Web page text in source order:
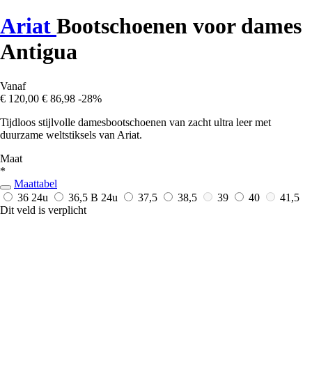
Ariat Bootschoenen voor dames
Antigua
Vanaf
€ 120,00 € 86,98 -28%
Tijdloos stijlvolle damesbootschoenen van zacht ultra leer met
duurzame weltstiksels van Ariat.
Maat
*
Maattabel
36 24u 36,5 B 24u 37,5 38,5 39 40
41,5
Dit veld is verplicht